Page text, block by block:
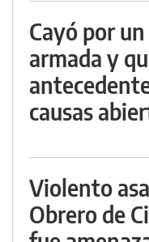
Cayó por
armada y
causas
Violento
Obrero de